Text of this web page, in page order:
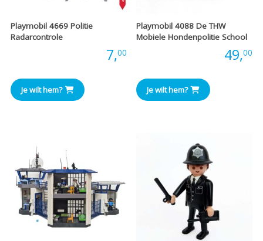
Playmobil 4669 Politie
Radarcontrole
7,00
Je wilt hem?
Playmobil 4088 De THW
Mobiele Hondenpolitie School
49,00
Je wilt hem?